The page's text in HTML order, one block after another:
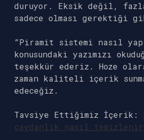
duruyor. Eksik değil,
sadece olması gerektiği
“Piramit sistemi nasıl
konusundaki yazımızı
teşekkür ederiz. Hoze
zaman kaliteli içerik
edeceğiz.
Tavsiye Ettiğimiz İçerik:
çaydanlık nasıl